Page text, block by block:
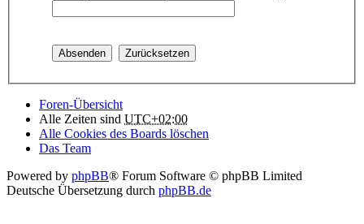
Foren-Übersicht
Alle Zeiten sind UTC+02:00
Alle Cookies des Boards löschen
Das Team
Powered by phpBB® Forum Software © phpBB Limited
Deutsche Übersetzung durch phpBB.de